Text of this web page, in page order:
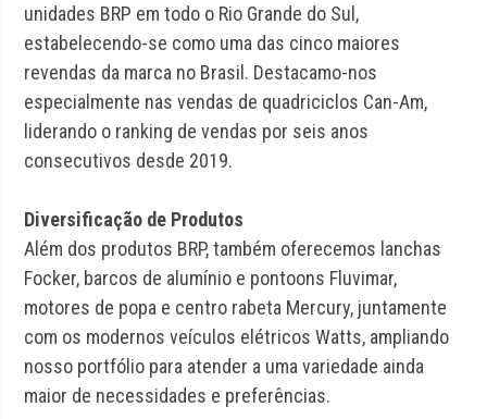
unidades BRP em todo o Rio Grande do Sul,
estabelecendo-se como uma das cinco maiores
revendas da marca no Brasil. Destacamo-nos
especialmente nas vendas de quadriciclos Can-Am,
liderando o ranking de vendas por seis anos
consecutivos desde 2019.
Diversificação de Produtos
Além dos produtos BRP, também oferecemos lanchas
Focker, barcos de alumínio e pontoons Fluvimar,
motores de popa e centro rabeta Mercury, juntamente
com os modernos veículos elétricos Watts, ampliando
nosso portfólio para atender a uma variedade ainda
maior de necessidades e preferências.